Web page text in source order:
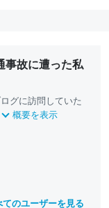
事故に遭った私
グに訪問していた
概要を表示
てのユーザーを見る